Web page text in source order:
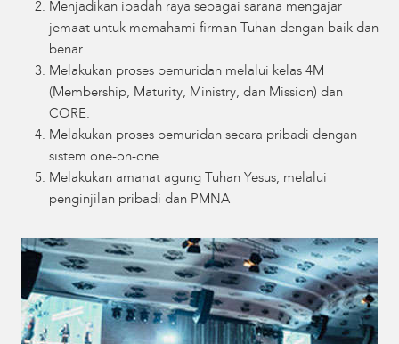
Menjadikan ibadah raya sebagai sarana mengajar
jemaat untuk memahami firman Tuhan dengan baik dan
benar.
Melakukan proses pemuridan melalui kelas 4M
(Membership, Maturity, Ministry, dan Mission) dan
CORE.
Melakukan proses pemuridan secara pribadi dengan
sistem one-on-one.
Melakukan amanat agung Tuhan Yesus, melalui
penginjilan pribadi dan PMNA